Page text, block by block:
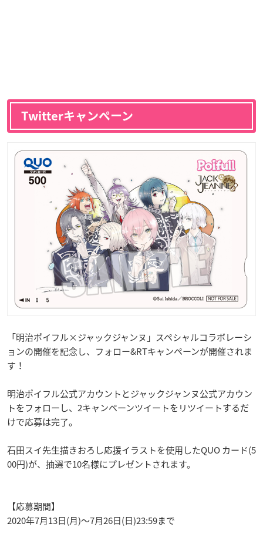
Twitterキャンペーン
「明治ポイフル×ジャックジャンヌ」スペシャルコラボレーシ
ョンの開催を記念し、フォロー&RTキャンペーンが開催されま
す！
明治ポイフル公式アカウントとジャックジャンヌ公式アカウン
トをフォローし、2キャンペーンツイートをリツイートするだ
けで応募は完了。
石田スイ先生描きおろし応援イラストを使用したQUO カード(5
00円)が、抽選で10名様にプレゼントされます。
【応募期間】
2020年7月13日(月)〜7月26日(日)23:59まで